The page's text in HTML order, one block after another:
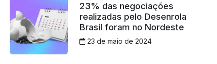
23% das negociações
realizadas pelo Desenrola
Brasil foram no Nordeste
23 de maio de 2024